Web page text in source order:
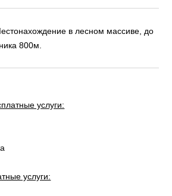
в лесном массиве, до
800м.
услуги:
услуги: